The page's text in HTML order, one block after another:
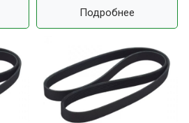
Подробнее